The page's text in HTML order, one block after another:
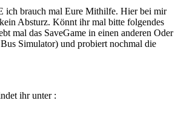
brauch mal Eure Mithilfe. Hier bei mir
Absturz. Könnt ihr mal bitte folgendes
mal das SaveGame in einen anderen Oder
Simulator) und probiert nochmal die
ihr unter :